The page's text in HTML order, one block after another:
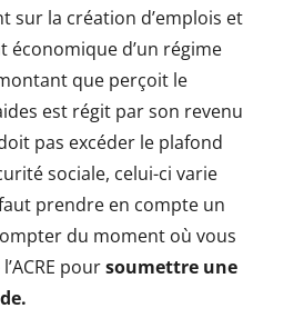
sur la création d’emplois et
économique d’un régime
que perçoit le
est régit par son revenu
pas excéder le plafond
sociale, celui-ci varie
prendre en compte un
du moment où vous
poursoumettre une